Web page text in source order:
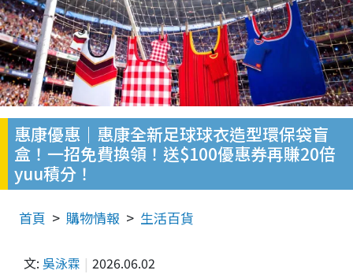
惠康優惠｜惠康全新足球球衣造型環保袋盲
盒！一招免費換領！送$100優惠券再賺20倍
yuu積分！
首頁 購物情報 生活百貨
文: 吳泳霖 2026.06.02